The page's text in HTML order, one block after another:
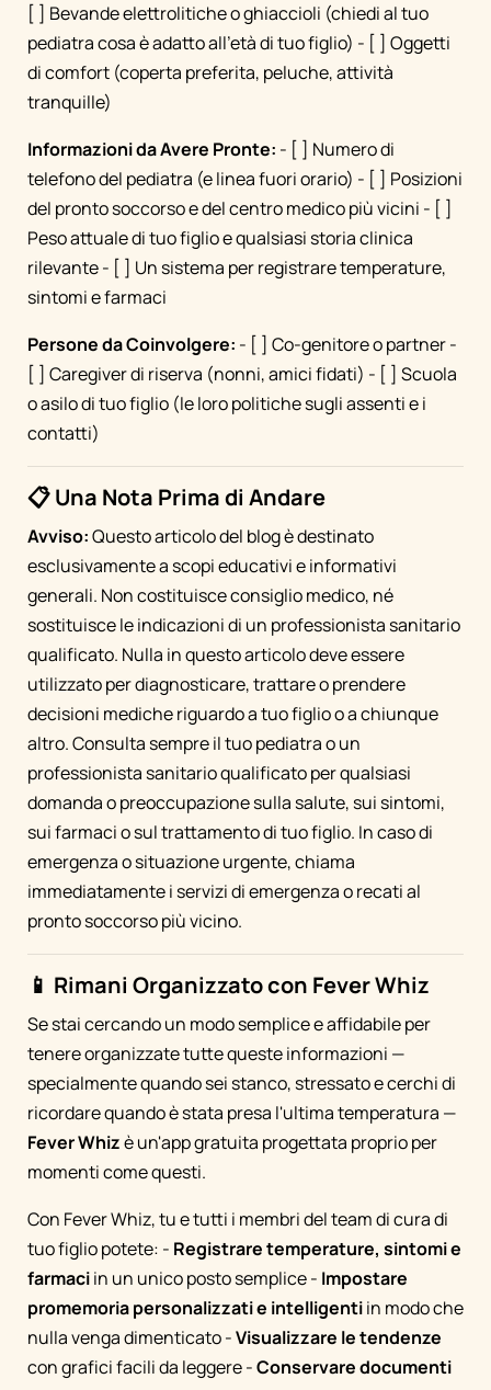
[ ] Bevande elettrolitiche o ghiaccioli (chiedi al tuo
pediatra cosa è adatto all'età di tuo figlio) - [ ] Oggetti
di comfort (coperta preferita, peluche, attività
tranquille)
Informazioni da Avere Pronte: - [ ] Numero di
telefono del pediatra (e linea fuori orario) - [ ] Posizioni
del pronto soccorso e del centro medico più vicini - [ ]
Peso attuale di tuo figlio e qualsiasi storia clinica
rilevante - [ ] Un sistema per registrare temperature,
sintomi e farmaci
Persone da Coinvolgere: - [ ] Co-genitore o partner -
[ ] Caregiver di riserva (nonni, amici fidati) - [ ] Scuola
o asilo di tuo figlio (le loro politiche sugli assenti e i
contatti)
📋 Una Nota Prima di Andare
Avviso:Questo articolo del blog è destinato
esclusivamente a scopi educativi e informativi
generali. Non costituisce consiglio medico, né
sostituisce le indicazioni di un professionista sanitario
qualificato. Nulla in questo articolo deve essere
utilizzato per diagnosticare, trattare o prendere
decisioni mediche riguardo a tuo figlio o a chiunque
altro. Consulta sempre il tuo pediatra o un
professionista sanitario qualificato per qualsiasi
domanda o preoccupazione sulla salute, sui sintomi,
sui farmaci o sul trattamento di tuo figlio. In caso di
emergenza o situazione urgente, chiama
immediatamente i servizi di emergenza o recati al
pronto soccorso più vicino.
📱 Rimani Organizzato con Fever Whiz
Se stai cercando un modo semplice e affidabile per
tenere organizzate tutte queste informazioni —
specialmente quando sei stanco, stressato e cerchi di
ricordare quando è stata presa l'ultima temperatura —
Fever Whizè un'app gratuita progettata proprio per
momenti come questi.
Con Fever Whiz, tu e tutti i membri del team di cura di
tuo figlio potete: - Registrare temperature, sintomi e
farmaciin un unico posto semplice - Impostare
promemoria personalizzati e intelligentiin modo che
nulla venga dimenticato -Visualizzare le tendenze
con grafici facili da leggere -Conservare documenti